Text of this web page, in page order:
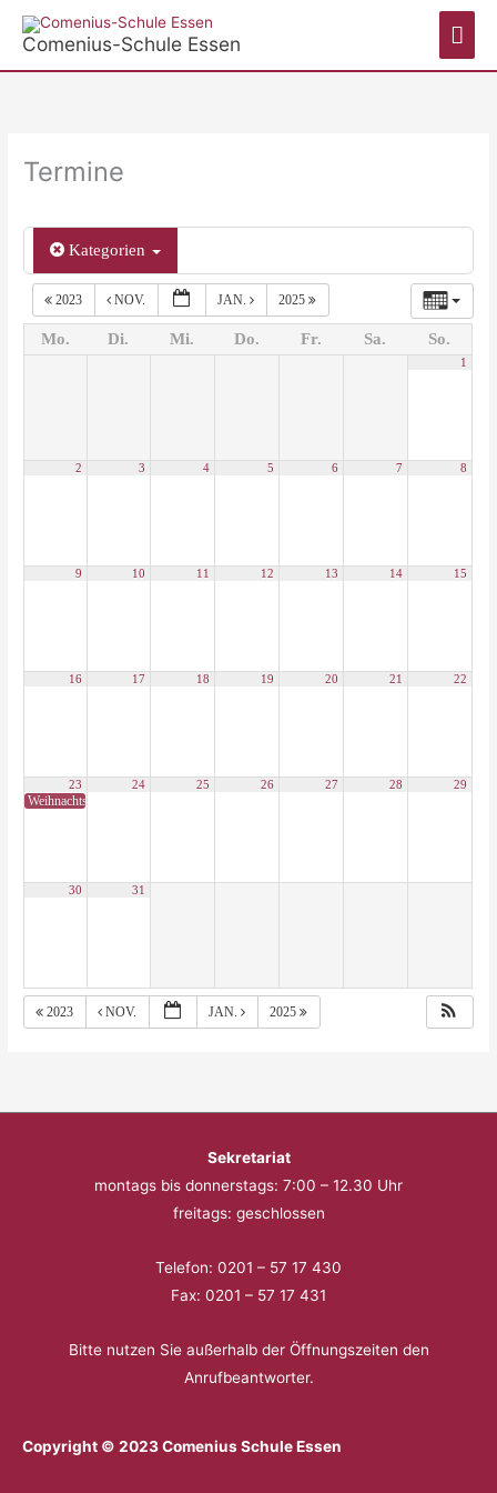
InhaltComenius-Schule Essen
Termine
Kategorien
2023 NOV. JAN. 2025
Mo. Di. Mi. Do. Fr. Sa. So.
1
2 3 4 5 6 7 8
9 10 11 12 13 14 15
16 17 18 19 20 21 22
23
Weihnachtsferien Nordrhein-Westfalen 2024
24 25 26 27 28 29
30 31
2023 NOV. JAN. 2025
Sekretariat
montags bis donnerstags: 7:00 – 12.30 Uhr
freitags: geschlossen
Telefon: 0201 – 57 17 430
Fax: 0201 – 57 17 431
Bitte nutzen Sie außerhalb der Öffnungszeiten den
Anrufbeantworter.
Copyright © 2023 Comenius Schule Essen